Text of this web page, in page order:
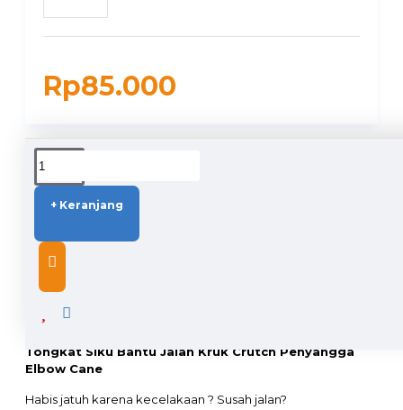
Rp85.000
+ Keranjang
DUKUNGAN PENGIRIMAN
DESCRIPTION
Tongkat Siku Bantu Jalan Kruk Crutch Penyangga
Elbow Cane
Habis jatuh karena kecelakaan ? Susah jalan?